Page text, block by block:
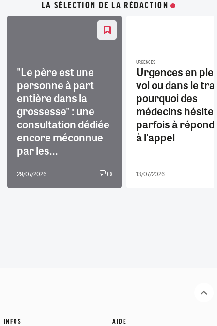
LA SÉLECTION DE LA RÉDACTION
"Le père est une
personne à part
entière dans la
grossesse" : une
consultation dédiée
encore méconnue
par les...
29/07/2026 8
URGENCES
Urgences en
vol ou dans le
pourquoi des
médecins
parfois à
à l'appel
13/07/2026
INFOS AIDE